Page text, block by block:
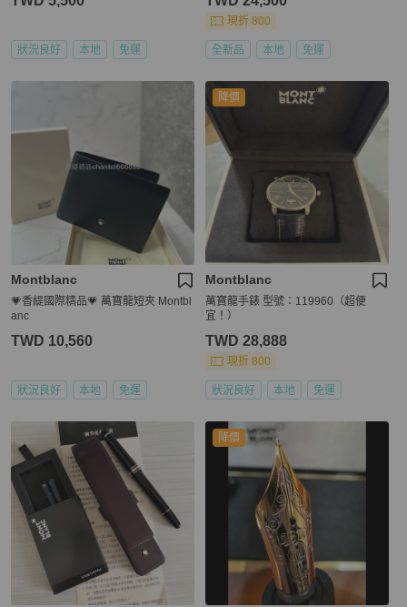
狀況良好 本地 免運
現折 800
全新品 本地 免運
Montblanc
💗香緹國際精品💗 萬寶龍短夾 Montbl
anc
TWD 10,560
狀況良好 本地 免運
降價
Montblanc
萬寶龍手錶 型號：119960（超便
宜！）
TWD 28,888
現折 800
狀況良好 本地 免運
降價